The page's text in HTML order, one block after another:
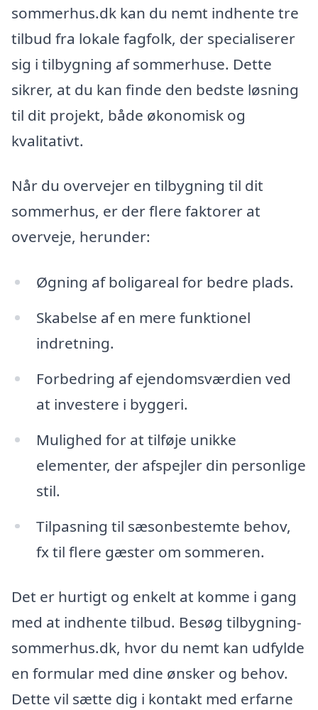
sommerhus.dk kan du nemt indhente tre
tilbud fra lokale fagfolk, der specialiserer
sig i tilbygning af sommerhuse. Dette
sikrer, at du kan finde den bedste løsning
til dit projekt, både økonomisk og
kvalitativt.
Når du overvejer en tilbygning til dit
sommerhus, er der flere faktorer at
overveje, herunder:
Øgning af boligareal for bedre plads.
Skabelse af en mere funktionel
indretning.
Forbedring af ejendomsværdien ved
at investere i byggeri.
Mulighed for at tilføje unikke
elementer, der afspejler din personlige
stil.
Tilpasning til sæsonbestemte behov,
fx til flere gæster om sommeren.
Det er hurtigt og enkelt at komme i gang
med at indhente tilbud. Besøg tilbygning-
sommerhus.dk, hvor du nemt kan udfylde
en formular med dine ønsker og behov.
Dette vil sætte dig i kontakt med erfarne